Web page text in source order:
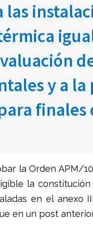
las
y a
la Orden APM/
la
en el anexo
en un post